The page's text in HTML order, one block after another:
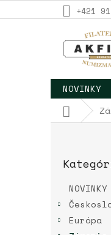
na
+421
NOVINKY
Domov
B
kategórie
NOVINKY
Európa